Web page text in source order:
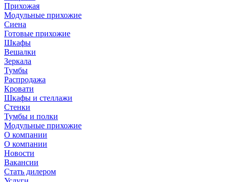
Прихожая
Модульные прихожие
Сиена
Готовые прихожие
Шкафы
Вешалки
Зеркала
Тумбы
Распродажа
Кровати
Шкафы и стеллажи
Стенки
Тумбы и полки
Модульные прихожие
О компании
О компании
Новости
Вакансии
Стать дилером